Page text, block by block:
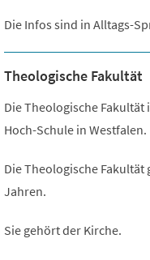
Die Infos sind in Alltags-
Theologische Fakultät
Die Theologische
Hoch-Schule in Westfalen.
Die Theologische Fakultät
Jahren.
Sie gehört der Kirche.